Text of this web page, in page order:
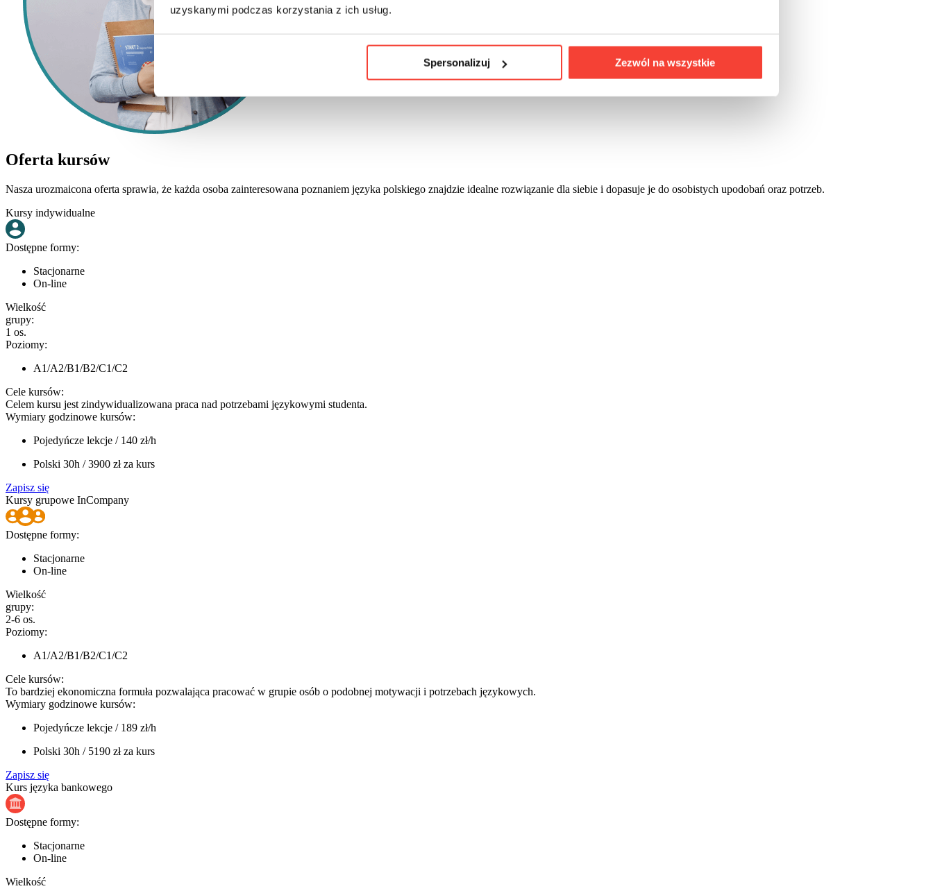
uzyskanymi podczas korzystania z ich usług.
Spersonalizuj Zezwól na wszystkie
Oferta kursów
Nasza urozmaicona oferta sprawia, że każda osoba zainteresowana poznaniem języka polskiego znajdzie idealne rozwiązanie dla siebie i dopasuje je do osobistych upodobań oraz potrzeb.
Kursy indywidualne
Dostępne formy:
Stacjonarne
On-line
Wielkość
grupy:
1 os.
Poziomy:
A1/A2/B1/B2/C1/C2
Cele kursów:
Celem kursu jest zindywidualizowana praca nad potrzebami językowymi studenta.
Wymiary godzinowe kursów:
Pojedyńcze lekcje / 140 zł/h
Polski 30h /3900 zł za kurs
Zapisz się
Kursy grupowe InCompany
Dostępne formy:
Stacjonarne
On-line
Wielkość
grupy:
2-6 os.
Poziomy:
A1/A2/B1/B2/C1/C2
Cele kursów:
To bardziej ekonomiczna formuła pozwalająca pracować w grupie osób o podobnej motywacji i potrzebach językowych.
Wymiary godzinowe kursów:
Pojedyńcze lekcje / 189 zł/h
Polski 30h / 5190 zł za kurs
Zapisz się
Kurs języka bankowego
Dostępne formy:
Stacjonarne
On-line
Wielkość